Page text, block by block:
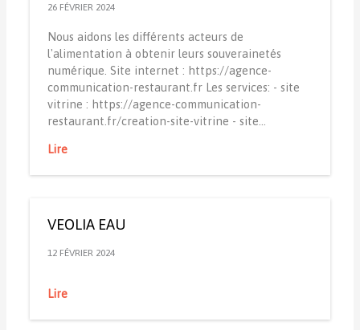
26 FÉVRIER 2024
Nous aidons les différents acteurs de
l'alimentation à obtenir leurs souverainetés
numérique. Site internet : https://agence-
communication-restaurant.fr Les services: - site
vitrine : https://agence-communication-
restaurant.fr/creation-site-vitrine - site…
Lire
VEOLIA EAU
12 FÉVRIER 2024
Lire